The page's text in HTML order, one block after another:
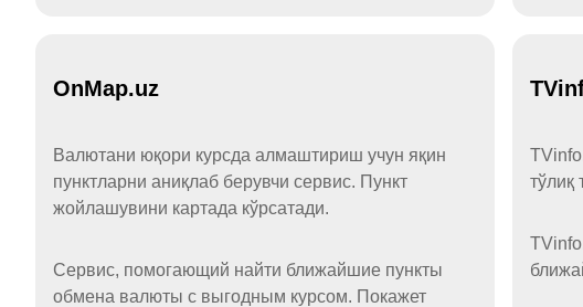
OnMap.uz
Валютани юқори курсда алмаштириш учун яқин
пунктларни аниқлаб берувчи сервис. Пункт
жойлашувини картада кўрсатади.
Сервис, помогающий найти ближайшие пункты
обмена валюты с выгодным курсом. Покажет
тўлиқ